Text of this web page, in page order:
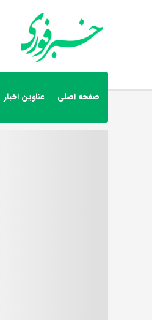
صفحه اصلی عناوین اخبار